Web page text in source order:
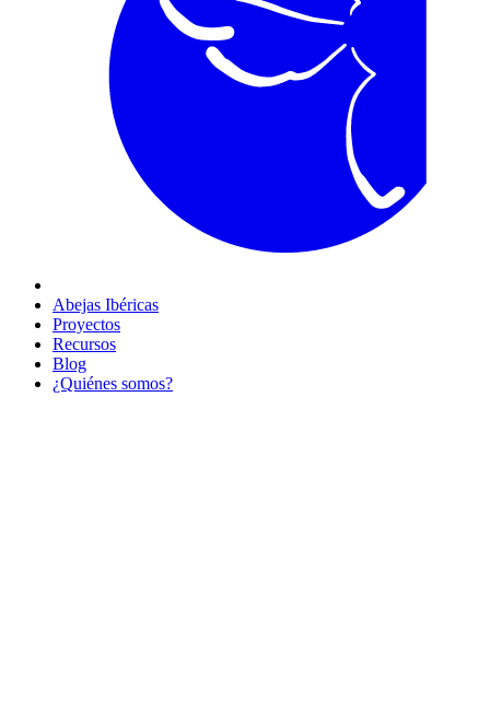
Abejas Ibéricas
Proyectos
Recursos
Blog
¿Quiénes somos?